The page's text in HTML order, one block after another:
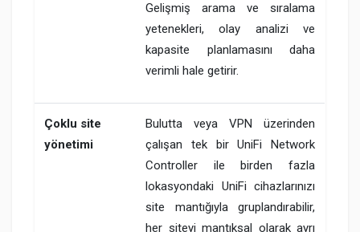
Gelişmiş arama ve sıralama
yetenekleri, olay analizi ve
kapasite planlamasını daha
verimli hale getirir.
Çoklu site
yönetimi
Bulutta veya VPN üzerinden
çalışan tek bir UniFi Network
Controller ile birden fazla
lokasyondaki UniFi cihazlarınızı
site mantığıyla gruplandırabilir,
her siteyi mantıksal olarak ayrı